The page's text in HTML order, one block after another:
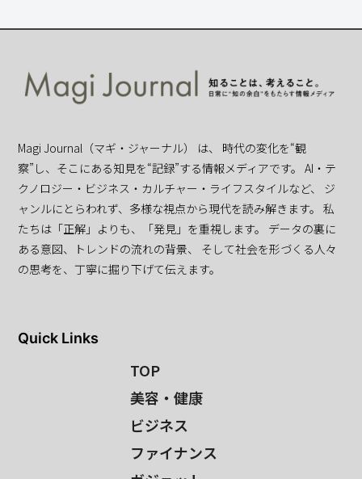
Magi Journal（マギ・ジャーナル） は、 時代の変化を“観
察”し、そこにある知見を“記録”する情報メディアです。 AI・テ
クノロジー・ビジネス・カルチャー・ライフスタイルなど、 ジ
ャンルにとらわれず、多様な視点から現代を読み解きます。 私
たちは「正解」よりも、「発見」を重視します。 データの裏に
ある意図、トレンドの流れの背景、 そして社会を形づくる人々
の思考を、丁寧に掘り下げて伝えます。
Quick Links
TOP
美容・健康
ビジネス
ファイナンス